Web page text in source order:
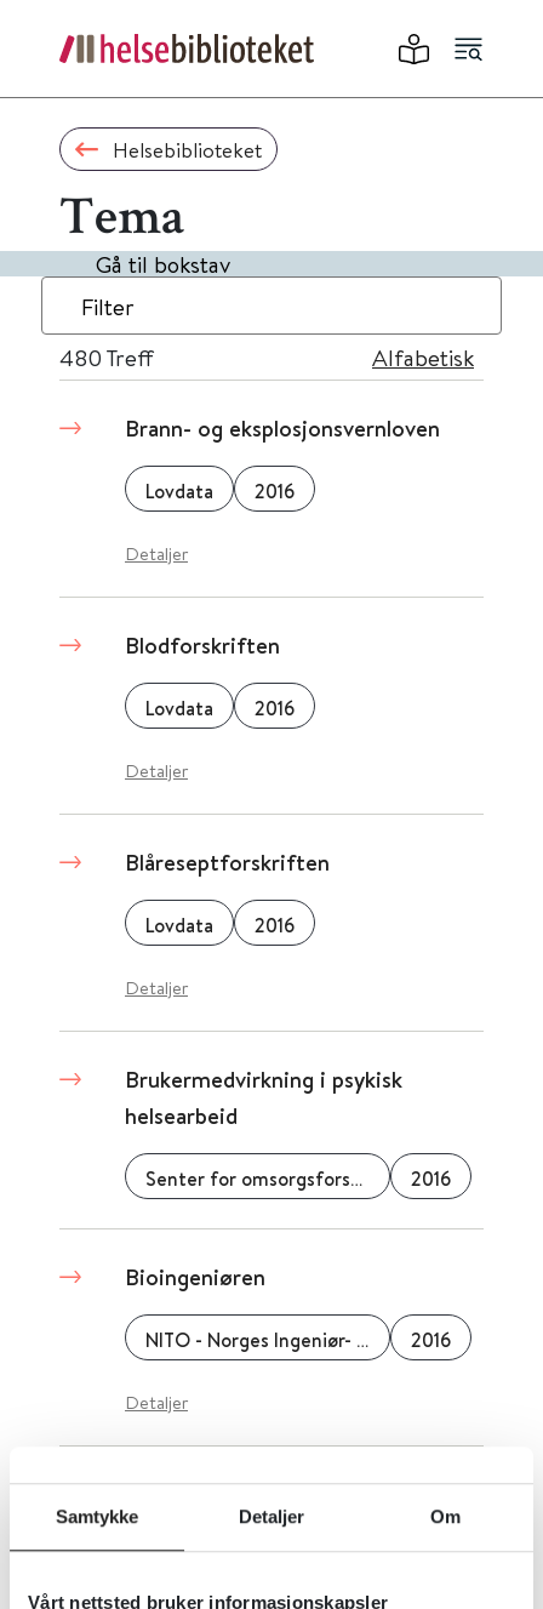
Samtykke Detaljer Om
Vårt nettsted bruker informasjonskapsler
Helsebiblioteket
Tema
Gå til bokstav
Filter
480 Treff Alfabetisk
Brann- og eksplosjonsvernloven
Lovdata 2016
Detaljer
Blodforskriften
Lovdata 2016
Detaljer
Blåreseptforskriften
Lovdata 2016
Detaljer
Brukermedvirkning i psykisk
helsearbeid
Senter for omsorgsforskning 2016
Bioingeniøren
NITO - Norges Ingeniør- og Teknologorganisasjon 2016
Detaljer
Bukspyttkjertelkreft - pakkeforløp
Helsedirektoratet 2016